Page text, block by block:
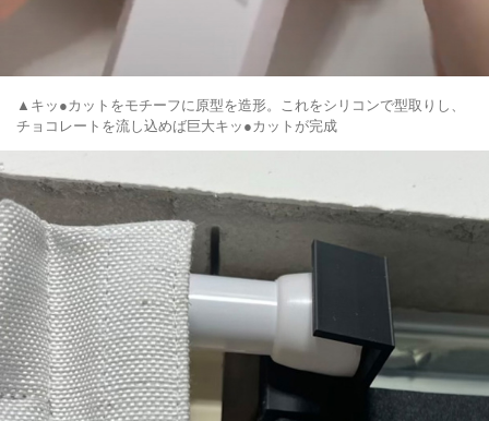
▲キッ●カットをモチーフに原型を造形。これをシリコンで型取りし、
チョコレートを流し込めば巨大キッ●カットが完成